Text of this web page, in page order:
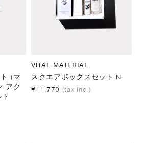
(マ
アク
VITAL MATERIAL
スクエアボックスセット N
¥11,770 (tax inc.)